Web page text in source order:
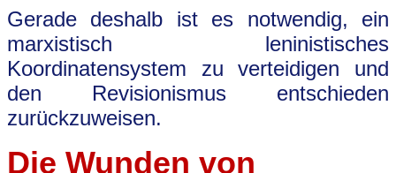
Gerade deshalb ist es notwendig, ein
marxistisch leninistisches
Koordinatensystem zu verteidigen und
den Revisionismus entschieden
zurückzuweisen.
Die Wunden von